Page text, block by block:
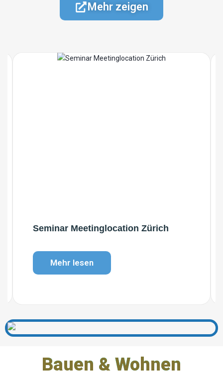
Mehr zeigen
Seminar Meetinglocation Zürich
Mehr lesen
Bauen & Wohnen